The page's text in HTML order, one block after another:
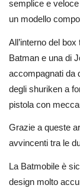
semplice e
un modello
All’interno del
Batman e una di
accompagnati da
degli shuriken a
pistola con
Grazie a queste
avvincenti tra le
La Batmobile è
design molto